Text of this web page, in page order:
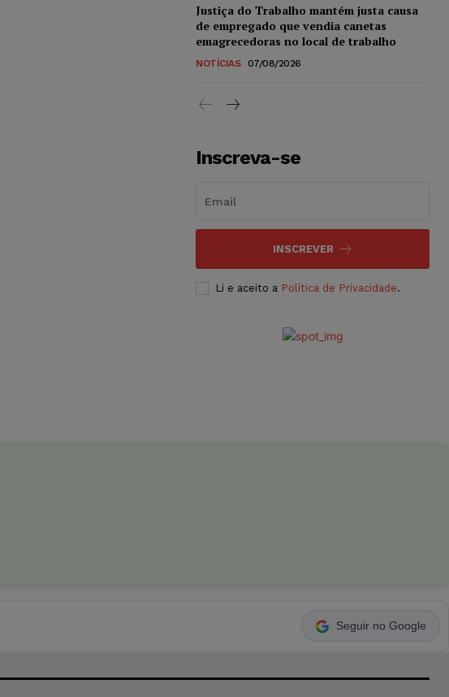
Justiça do Trabalho mantém justa causa
de empregado que vendia canetas
emagrecedoras no local de trabalho
NOTÍCIAS 07/08/2026
Inscreva-se
INSCREVER
Li e aceito a Política de Privacidade.
Seguir no Google